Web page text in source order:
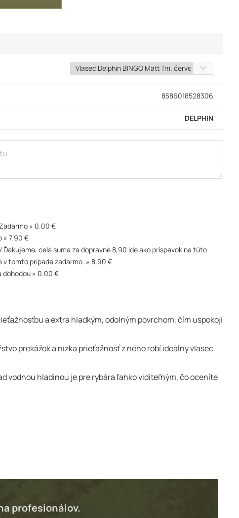
8586018528306
DELPHIN
0.00 €
7.90 €
Ďakujeme, celá suma za dopravné 8,90 ide ako príspevok na túto
v tomto prípade zadarmo.
8.90 €
dohodou
0.00 €
a extra hladkým, odolným povrchom, čím uspokojí
prekážok a nízka prieťažnosť z neho robí ideálny vlasec
vodnou hladinou je pre rybára ľahko viditeľným, čo oceníte
profesionálov.